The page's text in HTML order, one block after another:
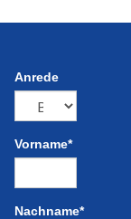
Anrede
Vorname*
Nachname*